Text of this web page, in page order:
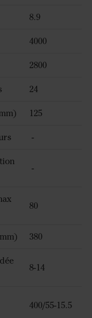
8.9
4000
2800
24
125
-
-
80
380
8-14
400/55-15.5